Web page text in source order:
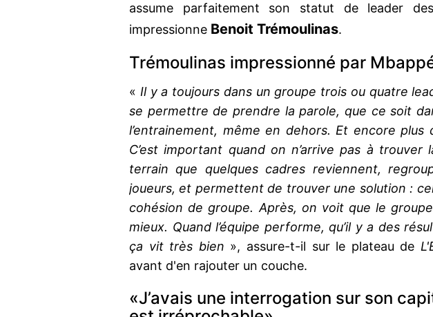
assume parfaitement son statut de leader
impressionne Benoit Trémoulinas.
Trémoulinas impressionné par
« Il y a toujours dans un groupe trois ou quatre
se permettre de prendre la parole, que ce soit
l’entrainement, même en dehors. Et encore plus
C’est important quand on n’arrive pas à trouver
terrain que quelques cadres reviennent,
joueurs, et permettent de trouver une solution :
cohésion de groupe. Après, on voit que le
mieux. Quand l’équipe performe, qu’il y a des
ça vit très bien », assure-t-il sur le plateau de
avant d'en rajouter un couche.
«J’avais une interrogation sur son